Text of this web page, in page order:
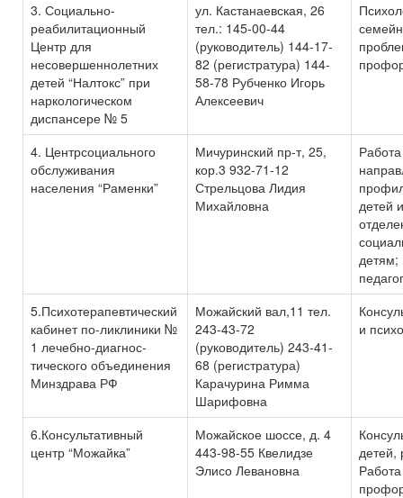
3. Социально-
реабилитационный
Центр для
несовершеннолетних
детей “Налтокс” при
наркологическом
диспансере № 5
ул. Кастанаевская, 26
тел.: 145-00-44
(руководитель) 144-17-
82 (регистратура) 144-
58-78 Рубченко Игорь
Алексеевич
4. Центрсоциального
обслуживания
населения “Раменки”
Мичуринский пр-т, 25,
кор.3 932-71-12
Стрельцова Лидия
Михайловна
детей
детям;
5.Психотерапевтический
кабинет по-ликлиники №
1 лечебно-диагнос-
тического объединения
Минздрава РФ
Можайский вал,11 тел.
243-43-72
(руководитель) 243-41-
68 (регистратура)
Карачурина Римма
Шарифовна
и
6.Консультативный
центр “Можайка”
Можайское шоссе, д. 4
443-98-55 Квелидзе
Элисо Левановна
детей,